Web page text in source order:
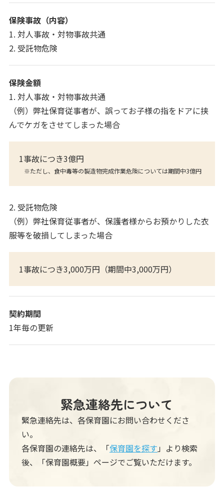
保険事故（内容）
1. 対人事故・対物事故共通
2. 受託物危険
保険金額
1. 対人事故・対物事故共通
（例）弊社保育従事者が、誤ってお子様の指をドアに挟
んでケガをさせてしまった場合
1事故につき3億円
※ただし、食中毒等の製造物完成作業危険については期間中3億円
2. 受託物危険
（例）弊社保育従事者が、保護者様からお預かりした衣
服等を破損してしまった場合
1事故につき3,000万円（期間中3,000万円）
契約期間
1年毎の更新
緊急連絡先について
緊急連絡先は、各保育園にお問い合わせくださ
い。
各保育園の連絡先は、「保育園を探す 」より検索
後、
「保育園概要」ページでご覧いただけます。